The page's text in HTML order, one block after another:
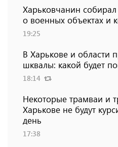
Харьковчанин
о военных объектах и
19:25
В Харькове и области
шквалы: какой будет
18:14
Некоторые трамваи и
Харькове не будут
день
17:38